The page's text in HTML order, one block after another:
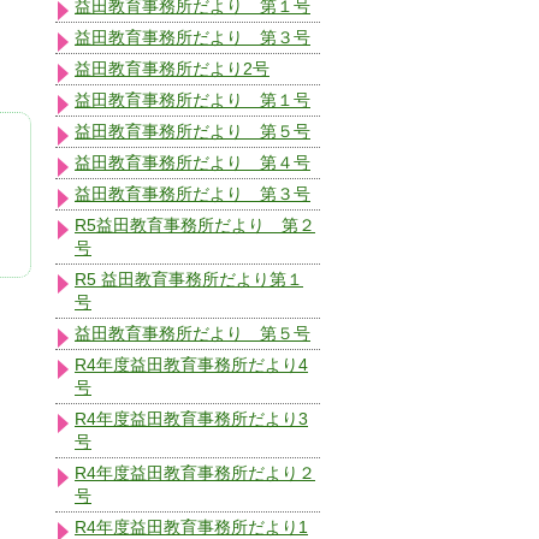
益田教育事務所だより 第１号
益田教育事務所だより 第３号
益田教育事務所だより2号
益田教育事務所だより 第１号
益田教育事務所だより 第５号
益田教育事務所だより 第４号
益田教育事務所だより 第３号
R5益田教育事務所だより 第２
号
R5 益田教育事務所だより第１
号
益田教育事務所だより 第５号
R4年度益田教育事務所だより4
号
R4年度益田教育事務所だより3
号
R4年度益田教育事務所だより２
号
R4年度益田教育事務所だより1